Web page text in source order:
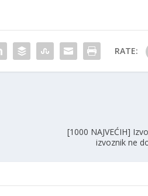
RATE:
[1000 NAJVEĆIH]
izvoznik ne